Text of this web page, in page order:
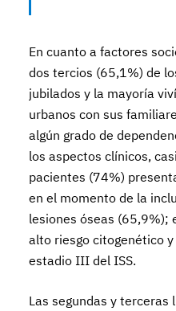
En cuanto a factores
dos tercios (65,1%) de
jubilados y la mayoría
urbanos con sus
algún grado de
los aspectos clínicos,
pacientes (74%)
en el momento de la
lesiones óseas (65,9%);
alto riesgo citogenético
estadio III del ISS.
Las segundas y